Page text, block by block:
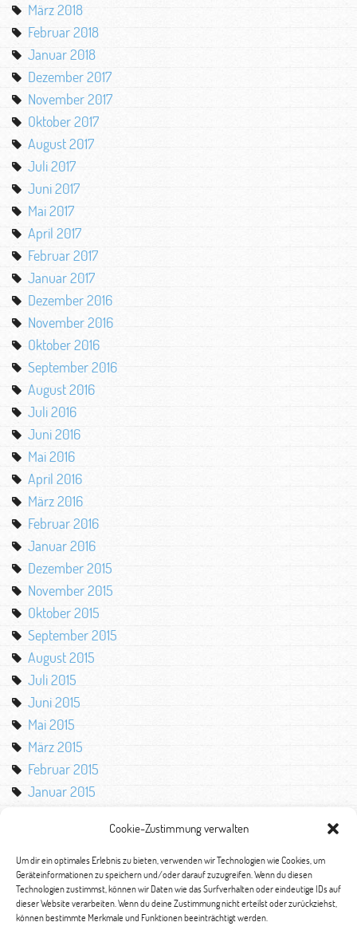
Cookie-Zustimmung verwalten
Um dir ein optimales Erlebnis zu bieten, verwenden wir Technologien wie Cookies, um
Geräteinformationen zu speichern und/oder darauf zuzugreifen. Wenn du diesen
Technologien zustimmst, können wir Daten wie das Surfverhalten oder eindeutige IDs auf
dieser Website verarbeiten. Wenn du deine Zustimmung nicht erteilst oder zurückziehst,
können bestimmte Merkmale und Funktionen beeinträchtigt werden.
März 2018
Februar 2018
Januar 2018
Dezember 2017
November 2017
Oktober 2017
August 2017
Juli 2017
Juni 2017
Mai 2017
April 2017
Februar 2017
Januar 2017
Dezember 2016
November 2016
Oktober 2016
September 2016
August 2016
Juli 2016
Juni 2016
Mai 2016
April 2016
März 2016
Februar 2016
Januar 2016
Dezember 2015
November 2015
Oktober 2015
September 2015
August 2015
Juli 2015
Juni 2015
Mai 2015
März 2015
Februar 2015
Januar 2015
Mai 2014
März 2014
Februar 2014
Januar 2014